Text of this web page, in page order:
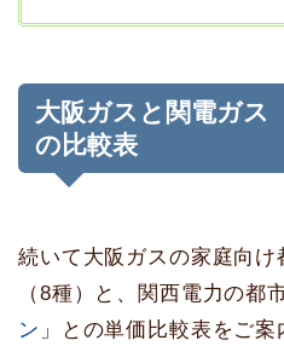
大阪ガスと関電ガス
の比較表
続いて大阪ガスの家庭向
（8種）と、関西電力の都
ン 」との単価比較表をご案